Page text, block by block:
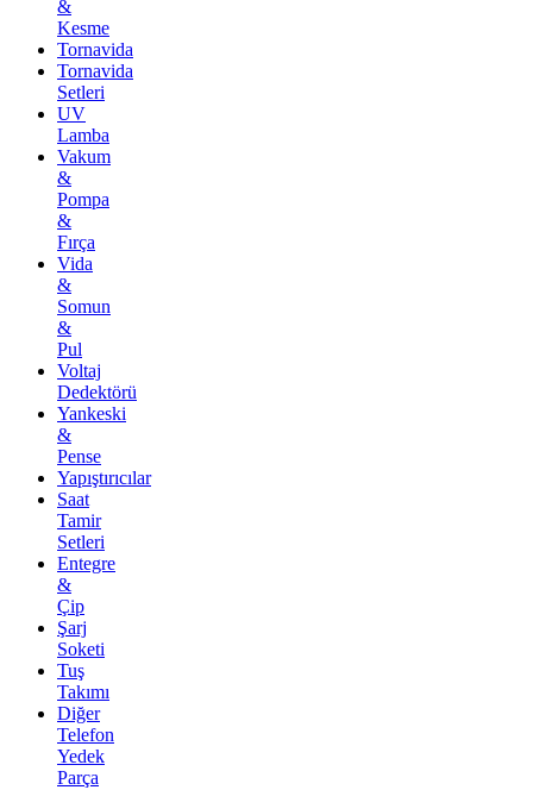
&
Kesme
Tornavida
Tornavida
Setleri
UV
Lamba
Vakum
&
Pompa
&
Fırça
Vida
&
Somun
&
Pul
Voltaj
Dedektörü
Yankeski
&
Pense
Yapıştırıcılar
Saat
Tamir
Setleri
Entegre
&
Çip
Şarj
Soketi
Tuş
Takımı
Diğer
Telefon
Yedek
Parça